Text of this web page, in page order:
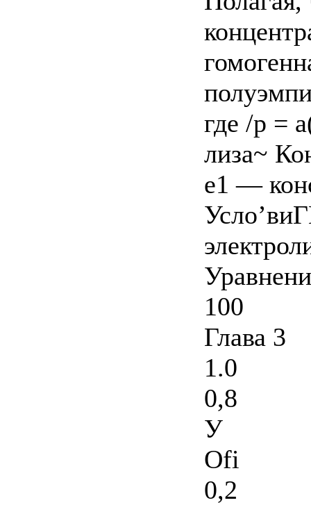
где /р =
лиза~
е1 —
100
Глава 3
1.0
0,8
У
Ofi
0,2